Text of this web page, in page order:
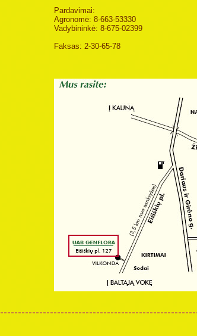
Pardavimai:
Agronomė: 8-663-53330
Vadybininkė: 8-675-02399
Faksas: 2-30-65-78